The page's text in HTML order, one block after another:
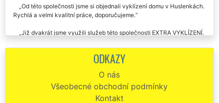
Od této společnosti jsme si objednali vyklízení domu v Huslenkách.
Rychlá a velmi kvalitní práce, doporučujeme.
Již dvakrát jsme využili služeb této společnosti EXTRA VYKLÍZENÍ.
zahradě v Huslenkách, a minulý týden se nám postarali o vyklízení
části domu, kde se válel různý starý stavební materiál. Vždy si se vším
Jelikož jsme potřebovali vyklidit náš důmv Huslenkách, na základě
ODKAZY
O nás
Všeobecné obchodní podmínky
Kontakt